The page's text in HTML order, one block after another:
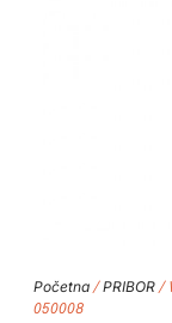
Početna/ PRIBOR/
050008